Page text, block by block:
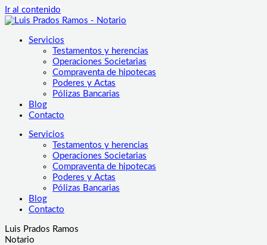
Ir al contenido
Servicios
Testamentos y herencias
Operaciones Societarias
Compraventa de hipotecas
Poderes y Actas
Pólizas Bancarias
Blog
Contacto
Servicios
Testamentos y herencias
Operaciones Societarias
Compraventa de hipotecas
Poderes y Actas
Pólizas Bancarias
Blog
Contacto
Luis Prados Ramos
Notario